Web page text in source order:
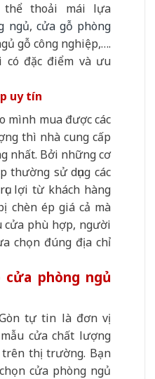
thể thoải mái lựa
ngủ, cửa gỗ phòng
gỗ công nghiệp,….
đặc điểm và ưu
uy tín
mình mua được các
thì nhà cung cấp
nhất. Bởi những cơ
thường sử dụng các
lợi từ khách hàng
chèn ép giá cả mà
cửa phù hợp, người
chọn đúng địa chỉ
phòng ngủ
tự tin là đơn vị
cửa chất lượng
thị trường. Bạn
cửa phòng ngủ